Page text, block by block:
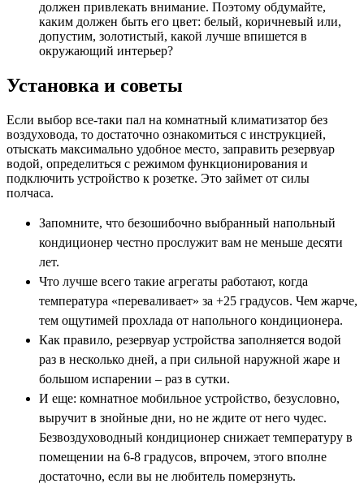
должен привлекать внимание. Поэтому обдумайте,
каким должен быть его цвет: белый, коричневый или,
допустим, золотистый, какой лучше впишется в
окружающий интерьер?
Установка и советы
Если выбор все-таки пал на комнатный климатизатор без
воздуховода, то достаточно ознакомиться с инструкцией,
отыскать максимально удобное место, заправить резервуар
водой, определиться с режимом функционирования и
подключить устройство к розетке. Это займет от силы
полчаса.
Запомните, что безошибочно выбранный напольный
кондиционер честно прослужит вам не меньше десяти
лет.
Что лучше всего такие агрегаты работают, когда
температура «переваливает» за +25 градусов. Чем жарче,
тем ощутимей прохлада от напольного кондиционера.
Как правило, резервуар устройства заполняется водой
раз в несколько дней, а при сильной наружной жаре и
большом испарении – раз в сутки.
И еще: комнатное мобильное устройство, безусловно,
выручит в знойные дни, но не ждите от него чудес.
Безвоздуховодный кондиционер снижает температуру в
помещении на 6-8 градусов, впрочем, этого вполне
достаточно, если вы не любитель померзнуть.